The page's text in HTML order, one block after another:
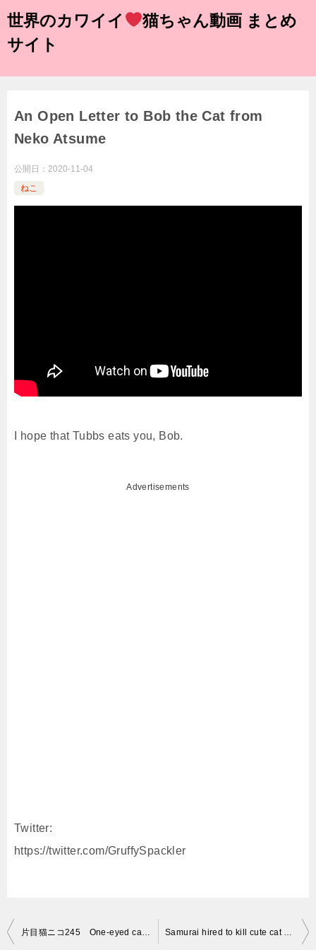
世界のカワイイ
猫ちゃん動画 まとめ
サイト
An Open Letter to Bob the Cat from
Neko Atsume
公開日： 2020-11-04
ねこ
I hope that Tubbs eats you, Bob.
Advertisements
Twitter:
https://twitter.com/GruffySpackler
投
片目猫ニコ245 One-eyed cat “Nico” Samurai hired to kill cute cat suspected of being demon | Clip from ‘Samurai Cat’